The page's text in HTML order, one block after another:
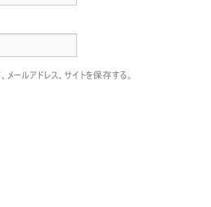
ールアドレス、サイトを保存する。